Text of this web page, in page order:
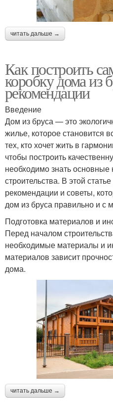
читать дальше →
Как построить
коробку дома из
рекомендации
Введение
Дом из бруса — это
жилье, которое становится
тех, кто хочет жить в
чтобы построить
необходимо знать
строительства. В этой
рекомендации и советы,
дом из бруса правильно и с
Подготовка материалов и
Перед началом
необходимые материалы и
материалов зависит
дома.
читать дальше →